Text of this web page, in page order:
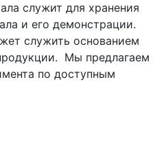
служит для хранения
и его демонстрации.
служить основанием
Мы предлагаем
по доступным